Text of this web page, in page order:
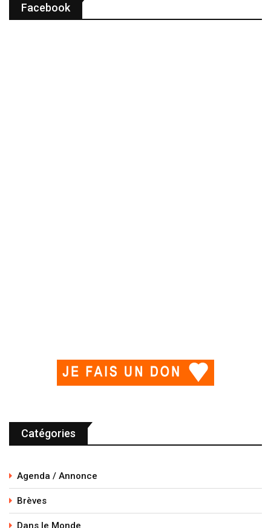
Facebook
Catégories
Agenda / Annonce
Brèves
Dans le Monde